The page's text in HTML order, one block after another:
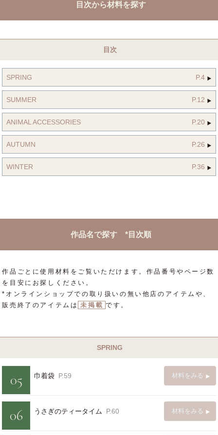
目次から材料を探す
目次
SPRING P.4
SUMMER P.12
ANIMAL ACCESSORIES P.20
AUTUMN P.26
WINTER P.36
作品名で探す *目次順
作品ごとに使用材料をご覧いただけます。作品番号やページ数
を目安にお探しください。
*オンラインショップでの取り扱いの無い他店のアイテムや、
販売終了のアイテムは 未掲載 です。
SPRING
05 巾着袋 P.59 材料をみる
06 うさぎのティータイム P.60 材料をみる